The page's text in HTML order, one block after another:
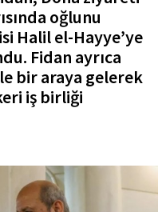
oğlunu
Halil el-Hayye’ye
Fidan ayrıca
bir araya gelerek
iş birliği